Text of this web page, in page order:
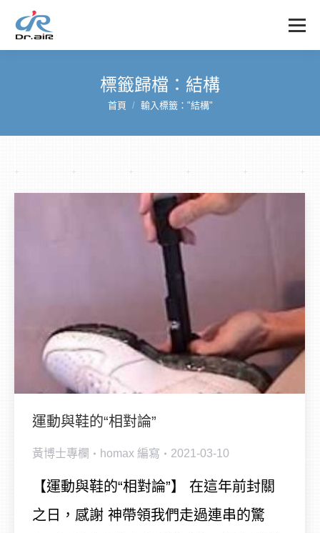
標籤歸檔： 結構
您在這裡：
首頁 輸入標籤："結構"
運動與鞋的“相對論”
黃博士專欄 homax 編寫 2021-03-10
【運動與鞋的“相對論”】 在這年前封關
之日，感謝 神帶領我們走過連串的驚